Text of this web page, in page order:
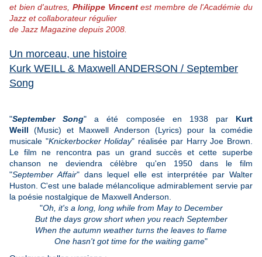
et bien d'autres, Philippe Vincentest membre de l'Académie du
Jazz et collaborateur régulier
de Jazz Magazine depuis 2008.
Un morceau, une histoire
Kurk WEILL & Maxwell ANDERSON / September
Song
"September Song" a été composée en 1938 par Kurt
Weill(Music) et Maxwell Anderson (Lyrics) pour la comédie
musicale "Knickerbocker Holiday" réalisée par Harry Joe Brown.
Le film ne rencontra pas un grand succès et cette superbe
chanson ne deviendra célèbre qu'en 1950 dans le film
"September Affair" dans lequel elle est interprétée par Walter
Huston. C'est une balade mélancolique admirablement servie par
la poésie nostalgique de Maxwell Anderson.
"Oh, it's a long, long while from May to December
But the days grow short when you reach September
When the autumn weather turns the leaves to flame
One hasn't got time for the waiting game"